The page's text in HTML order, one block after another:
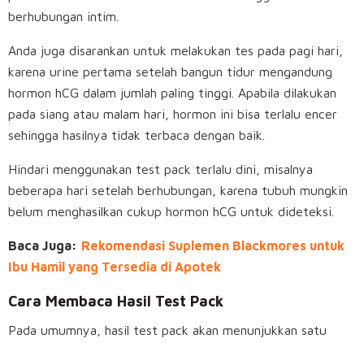
berhubungan intim.
Anda juga disarankan untuk melakukan tes pada pagi hari,
karena urine pertama setelah bangun tidur mengandung
hormon hCG dalam jumlah paling tinggi. Apabila dilakukan
pada siang atau malam hari, hormon ini bisa terlalu encer
sehingga hasilnya tidak terbaca dengan baik.
Hindari menggunakan test pack terlalu dini, misalnya
beberapa hari setelah berhubungan, karena tubuh mungkin
belum menghasilkan cukup hormon hCG untuk dideteksi.
Baca Juga: Rekomendasi Suplemen Blackmores untuk
Ibu Hamil yang Tersedia di Apotek
Cara Membaca Hasil Test Pack
Pada umumnya, hasil test pack akan menunjukkan satu